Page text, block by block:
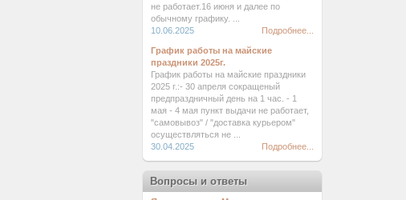
не работает.16 июня и далее по
обычному графику. ...
10.06.2025
Подробнее...
График работы на майские
праздники 2025г.
График работы на майские праздники
2025 г.:- 30 апреля сокращеный
предпраздничный день на 1 час. - 1
мая - 4 мая пункт выдачи не работает,
"самовывоз" / "доставка курьером"
осуществляться не ...
30.04.2025
Подробнее...
Вопросы и ответы